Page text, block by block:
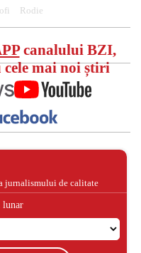
Rodie
canalului BZI,
mai noi știri
jurnalismului de calitate
lunar